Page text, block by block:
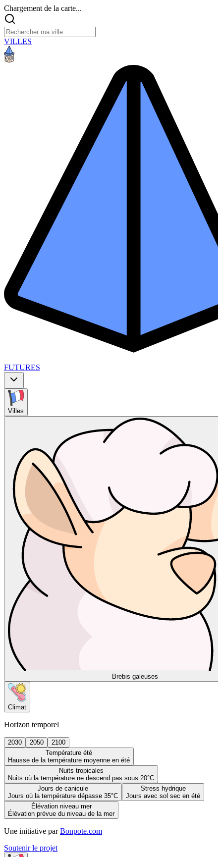
Chargement de la carte...
VILLES
FUTURES
Villes
Brebis galeuses
Climat
Horizon temporel
2030 2050
2100
Température été
Hausse de la température moyenne en été
Nuits tropicales
Nuits où la température ne descend pas sous 20°C
Jours de canicule
Jours où la température dépasse 35°C
Stress hydrique
Jours avec sol sec en été
Élévation niveau mer
Élévation prévue du niveau de la mer
Une initiative par Bonpote.com
Soutenir le projet